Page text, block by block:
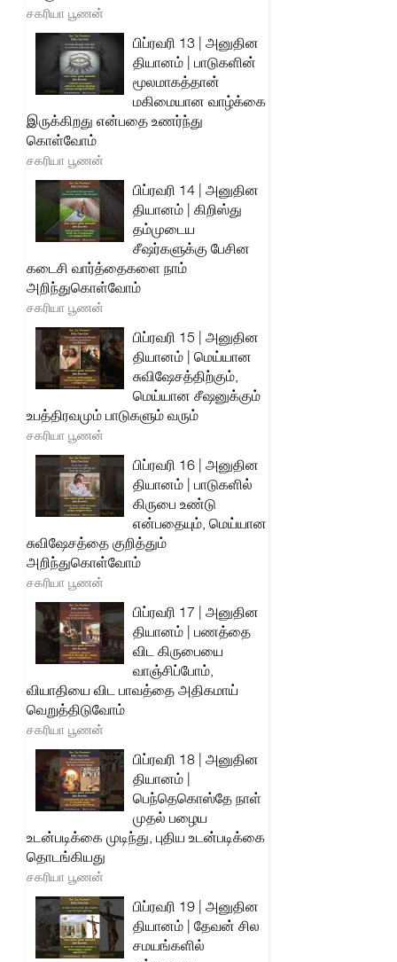
சகரியா பூணன்
பிப்ரவரி 13 | அனுதின
தியானம் | பாடுகளின்
மூலமாகத்தான்
மகிமையான வாழ்க்கை
இருக்கிறது என்பதை உணர்ந்து
கொள்வோம்
சகரியா பூணன்
பிப்ரவரி 14 | அனுதின
தியானம் | கிறிஸ்து
தம்முடைய
சீஷர்களுக்கு பேசின
கடைசி வார்த்தைகளை நாம்
அறிந்துகொள்வோம்
சகரியா பூணன்
பிப்ரவரி 15 | அனுதின
தியானம் | மெய்யான
சுவிஷேசத்திற்கும்,
மெய்யான சீஷனுக்கும்
உபத்திரவமும் பாடுகளும் வரும்
சகரியா பூணன்
பிப்ரவரி 16 | அனுதின
தியானம் | பாடுகளில்
கிருபை உண்டு
என்பதையும், மெய்யான
சுவிஷேசத்தை குறித்தும்
அறிந்துகொள்வோம்
சகரியா பூணன்
பிப்ரவரி 17 | அனுதின
தியானம் | பணத்தை
விட கிருபையை
வாஞ்சிப்போம்,
வியாதியை விட பாவத்தை அதிகமாய்
வெறுத்திடுவோம்
சகரியா பூணன்
பிப்ரவரி 18 | அனுதின
தியானம் |
பெந்தெகொஸ்தே நாள்
முதல் பழைய
உடன்படிக்கை முடிந்து, புதிய உடன்படிக்கை
தொடங்கியது
சகரியா பூணன்
பிப்ரவரி 19 | அனுதின
தியானம் | தேவன் சில
சமயங்களில்